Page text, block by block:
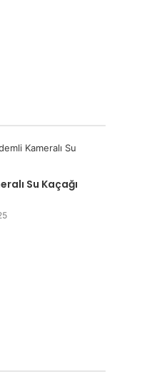
Su Kaçağı